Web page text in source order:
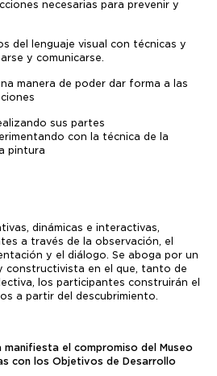
necesarias para prevenir y
del lenguaje visual con técnicas y
y comunicarse.
manera de poder dar forma a las
sus partes
con la técnica de la
pintura
dinámicas e interactivas,
a través de la observación, el
y el diálogo. Se aboga por un
constructivista en el que, tanto de
los participantes construirán el
a partir del descubrimiento.
el compromiso del Museo
con los Objetivos de Desarrollo